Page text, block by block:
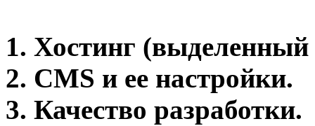
1. Хостинг (выделенный
2. CMS и ее настройки.
3. Качество разработки.